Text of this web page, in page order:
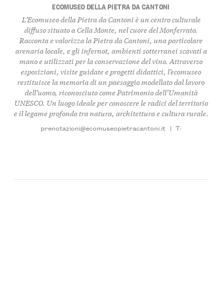
ECOMUSEO DELLA PIETRA DA CANTONI
L’Ecomuseo della Pietra da Cantoni è un centro culturale
diffuso situato a Cella Monte, nel cuore del Monferrato.
Racconta e valorizza la Pietra da Cantoni, una particolare
arenaria locale, e gli infernot, ambienti sotterranei scavati a
mano e utilizzati per la conservazione del vino. Attraverso
esposizioni, visite guidate e progetti didattici, l’ecomuseo
restituisce la memoria di un paesaggio modellato dal lavoro
dell’uomo, riconosciuto come Patrimonio dell’Umanità
UNESCO. Un luogo ideale per conoscere le radici del territorio
e il legame profondo tra natura, architettura e cultura rurale.
prenotazioni@ecomuseopietracantoni.it | T: